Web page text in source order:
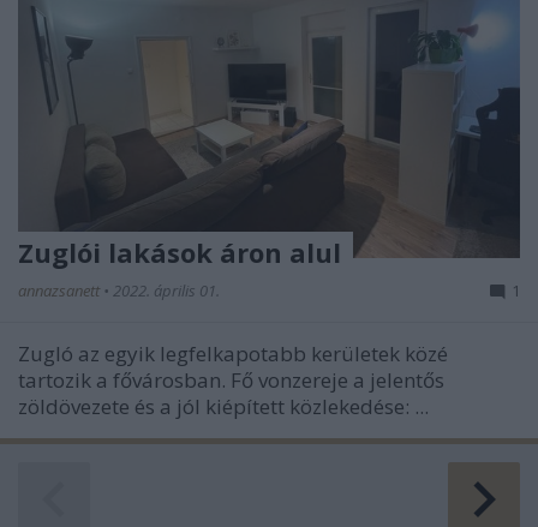
Zuglói lakások áron alul
annazsanett • 2022. április 01. 1
Zugló az egyik legfelkapotabb kerületek közé
tartozik a fővárosban. Fő vonzereje a jelentős
zöldövezete és a jól kiépített közlekedése: ...